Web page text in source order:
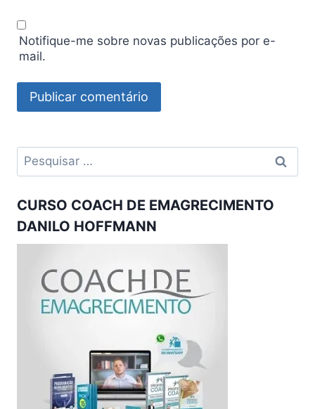
Notifique-me sobre novas publicações por e-
mail.
Pesquisar
por:
CURSO COACH DE EMAGRECIMENTO
DANILO HOFFMANN